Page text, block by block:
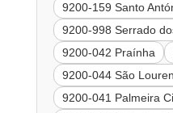
9200-159 Santo
9200-998 Serrado
9200-042 Praínha
9200-044 São
9200-041 Palmeira